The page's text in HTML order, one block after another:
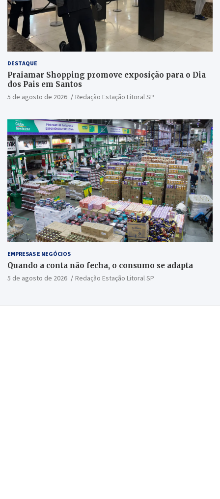
DESTAQUE
Praiamar Shopping promove exposição para o Dia
dos Pais em Santos
5 de agosto de 2026 Redação Estação Litoral SP
EMPRESAS E NEGÓCIOS
Quando a conta não fecha, o consumo se adapta
5 de agosto de 2026 Redação Estação Litoral SP